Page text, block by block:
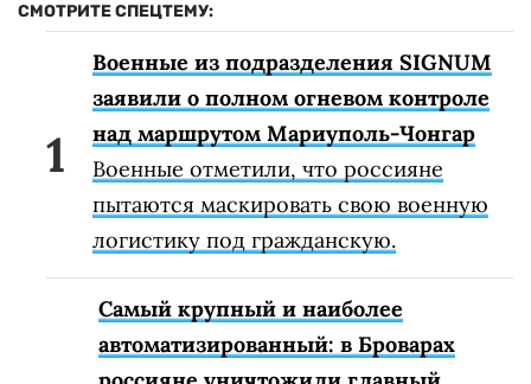
СМОТРИТЕ СПЕЦТЕМУ:
Военные из подразделения SIGNUM
заявили о полном огневом контроле
над маршрутом Мариуполь-Чонгар
Военные отметили, что россияне
пытаются маскировать свою военную
логистику под гражданскую.
Самый крупный и наиболее
автоматизированный: в Броварах